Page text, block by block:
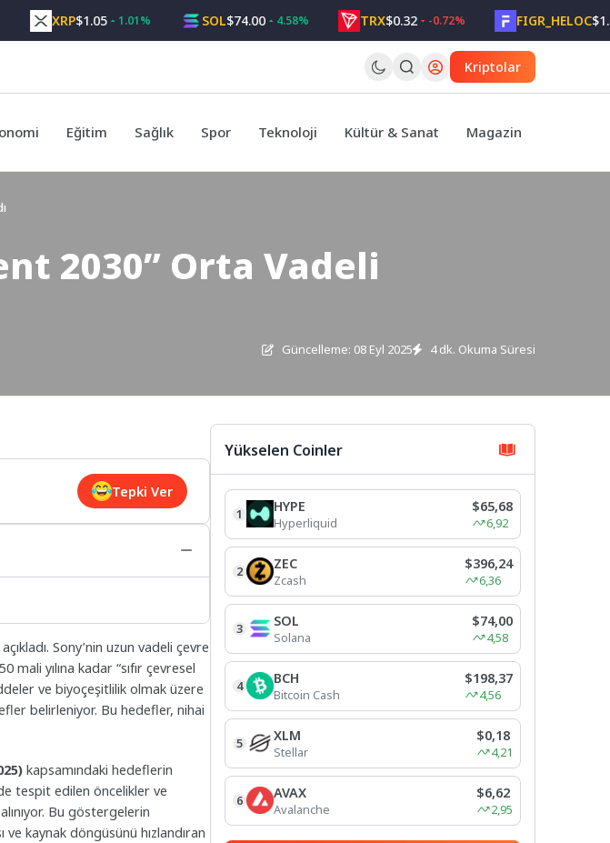
XRP$1.05 1.01% SOL$74.00 4.58% TRX$0.32 -0.72% FIGR_HELOC$1.05
Kriptolar
Eğitim Sağlık Spor Teknoloji Kültür & Sanat Magazin
2030” Orta Vadeli
Güncelleme: 08 Eyl 2025 4 dk. Okuma Süresi
Tepki Ver
Sony’nin uzun vadeli çevre
yılına kadar “sıfır çevresel
ve biyoçeşitlilik olmak üzere
belirleniyor. Bu hedefler, nihai
kapsamındaki hedeflerin
tespit edilen öncelikler ve
Bu göstergelerin
ve kaynak döngüsünü hızlandıran
Yükselen Coinler
1 HYPE
Hyperliquid
$65,68
6,92
2 ZEC
Zcash
$396,24
6,36
3 SOL
Solana
$74,00
4,58
4 BCH
Bitcoin Cash
$198,37
4,56
5 XLM
Stellar
$0,18
4,21
6 AVAX
Avalanche
$6,62
2,95